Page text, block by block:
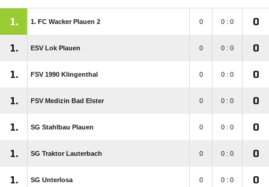
1. 1. FC Wacker Plauen 2 0 0 : 0 0
1. ESV Lok Plauen 0 0 : 0 0
1. FSV 1990 Klingenthal 0 0 : 0 0
1. FSV Medizin Bad Elster 0 0 : 0 0
1. SG Stahlbau Plauen 0 0 : 0 0
1. SG Traktor Lauterbach 0 0 : 0 0
1. SG Unterlosa 0 0 : 0 0